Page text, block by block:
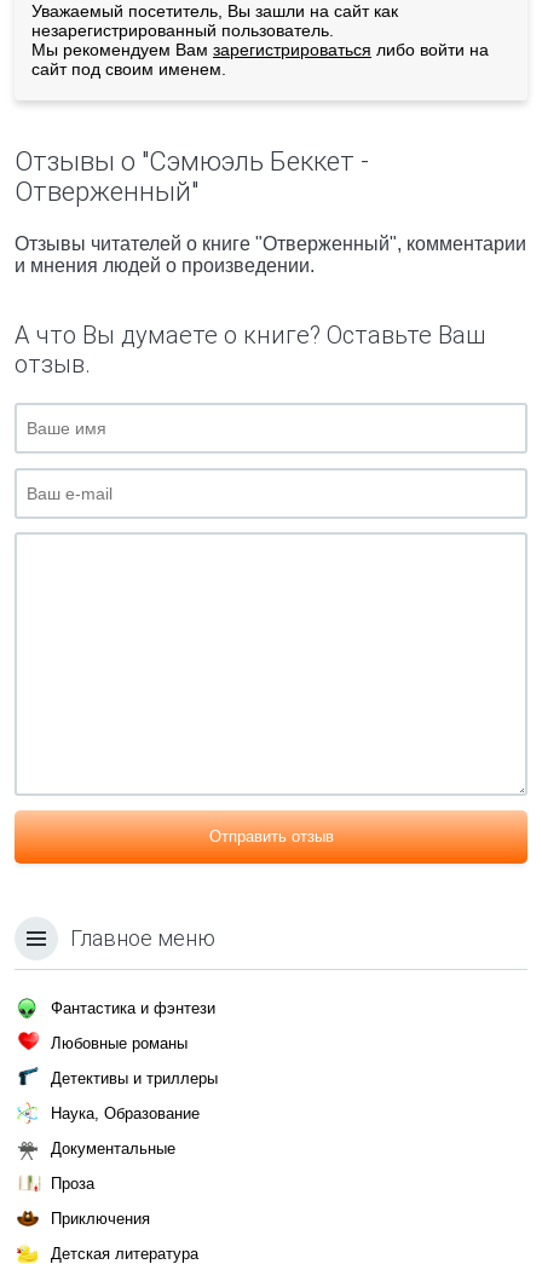
Уважаемый посетитель, Вы зашли на сайт как
незарегистрированный пользователь.
Мы рекомендуем Вам зарегистрироваться либо войти на
сайт под своим именем.
Отзывы о "Сэмюэль Беккет -
Отверженный"
Отзывы читателей о книге "Отверженный", комментарии
и мнения людей о произведении.
А что Вы думаете о книге? Оставьте Ваш
отзыв.
Отправить отзыв
Главное меню
Фантастика и фэнтези
Любовные романы
Детективы и триллеры
Наука, Образование
Документальные
Проза
Приключения
Детская литература